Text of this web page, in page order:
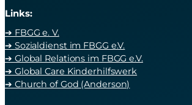
Links:
➔ FBGG e. V.
➔ Sozialdienst im FBGG e.V.
➔ Global Relations im FBGG e.V.
➔ Global Care Kinderhilfswerk
➔ Church of God (Anderson)